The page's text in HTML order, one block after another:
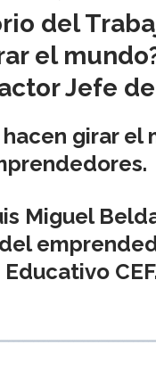
del
el
Jefe
girar el
Miguel
Educativo CEF